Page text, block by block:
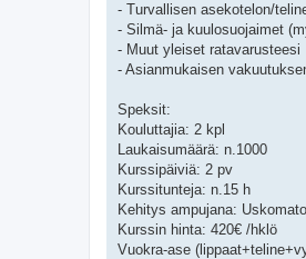
- Turvallisen asekotelon/
- Silmä- ja kuulosuojaimet
- Muut yleiset ratavarusteesi
- Asianmukaisen
Speksit:
Kouluttajia: 2 kpl
Laukaisumäärä: n.1000
Kurssipäiviä: 2 pv
Kurssitunteja: n.15 h
Kehitys ampujana:
Kurssin hinta: 420€ /hklö
Vuokra-ase